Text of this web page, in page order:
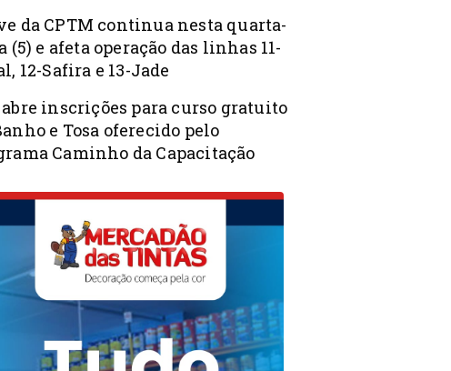
da CPTM continua nesta quarta-
(5) e afeta operação das linhas 11-
12-Safira e 13-Jade
abre inscrições para curso gratuito
e Tosa oferecido pelo
Caminho da Capacitação